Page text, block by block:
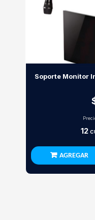
Soporte Monitor
12
AGREGAR